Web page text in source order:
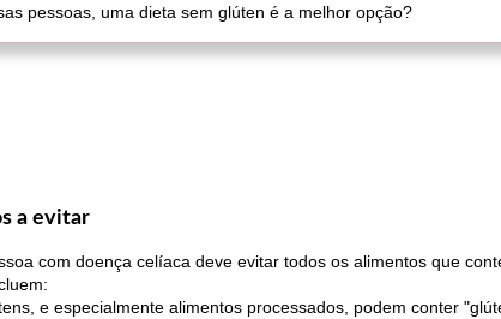
pessoas, uma dieta sem glúten é a melhor opção?
a evitar
com doença celíaca deve evitar todos os alimentos que
e especialmente alimentos processados, podem conter